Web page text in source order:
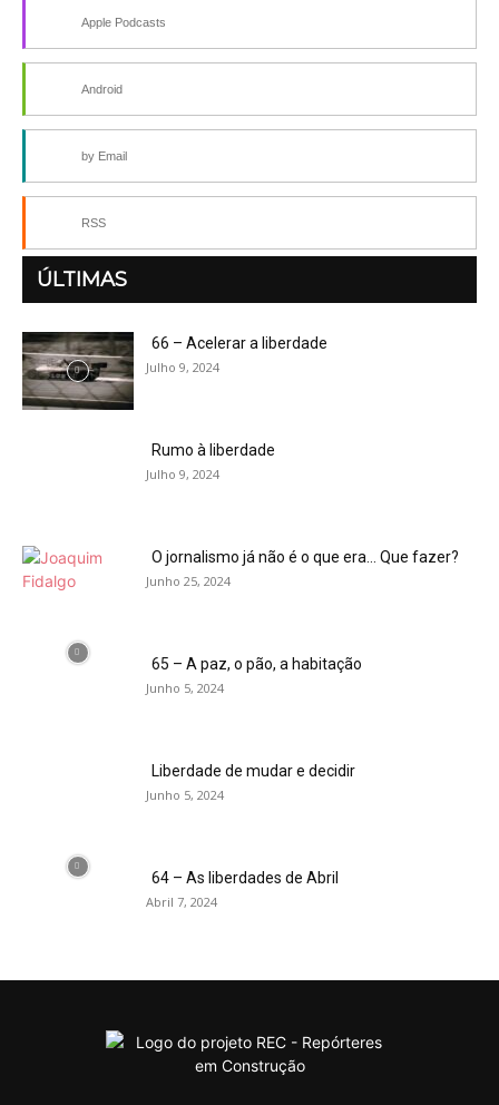
Apple Podcasts
Android
by Email
RSS
ÚLTIMAS
66 – Acelerar a liberdade
Julho 9, 2024
Rumo à liberdade
Julho 9, 2024
O jornalismo já não é o que era… Que fazer?
Junho 25, 2024
65 – A paz, o pão, a habitação
Junho 5, 2024
Liberdade de mudar e decidir
Junho 5, 2024
64 – As liberdades de Abril
Abril 7, 2024